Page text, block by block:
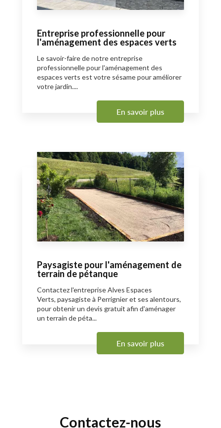
Entreprise professionnelle pour
l'aménagement des espaces verts
Le savoir-faire de notre entreprise
professionnelle pour l'aménagement des
espaces verts est votre sésame pour améliorer
votre jardin....
En savoir plus
Paysagiste pour l'aménagement de
terrain de pétanque
Contactez l'entreprise Alves Espaces
Verts, paysagiste à Perrignier et ses alentours,
pour obtenir un devis gratuit afin d'aménager
un terrain de péta...
En savoir plus
Contactez-nous